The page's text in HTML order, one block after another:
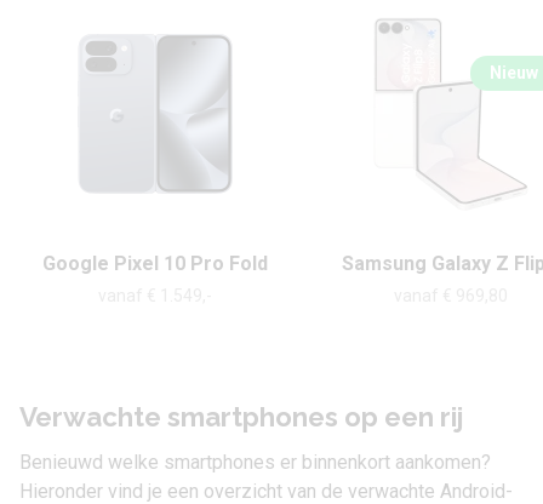
Google Pixel 10 Pro Fold Samsung Galaxy Z
Nieuw
Verwachte smartphones op een rij
Benieuwd welke smartphones er binnenkort aankomen?
Hieronder vind je een overzicht van de verwachte Android-